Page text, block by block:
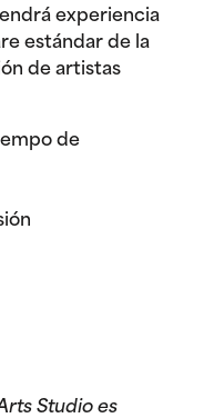
experiencia
estándar de la
de artistas
de
Studio es